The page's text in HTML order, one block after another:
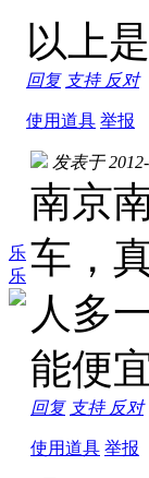
以上
回复 支持 反对
使用道具 举报
乐
乐
发表于
南京
车，
人多
能便
回复 支持 反对
使用道具 举报